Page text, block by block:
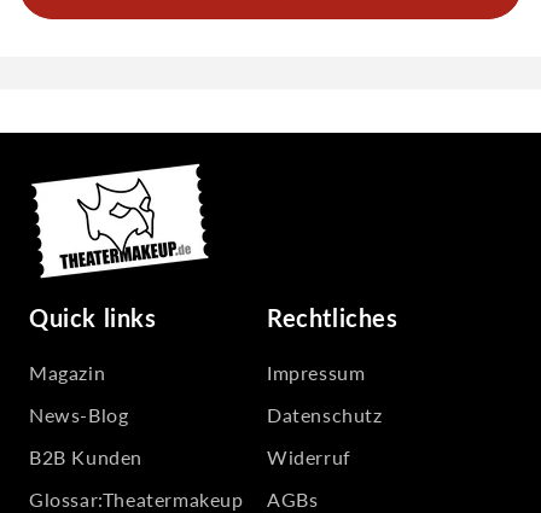
Quick links
Magazin
News-Blog
B2B Kunden
Glossar:Theatermakeup
Rechtliches
Impressum
Datenschutz
Widerruf
AGBs